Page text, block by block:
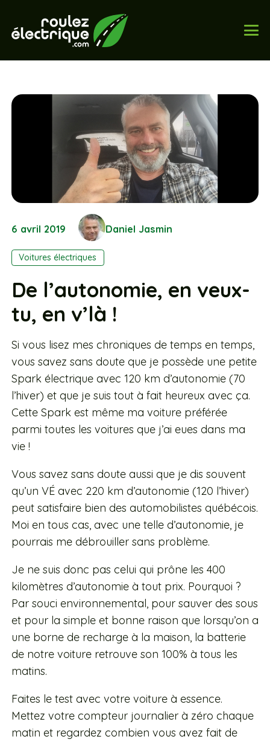
6 avril 2019 Daniel Jasmin
Voitures électriques
De l’autonomie, en veux-
tu, en v’là !
Si vous lisez mes chroniques de temps en temps,
vous savez sans doute que je possède une petite
Spark électrique avec 120 km d’autonomie (70
l’hiver) et que je suis tout à fait heureux avec ça.
Cette Spark est même ma voiture préférée
parmi toutes les voitures que j’ai eues dans ma
vie !
Vous savez sans doute aussi que je dis souvent
qu’un VÉ avec 220 km d’autonomie (120 l’hiver)
peut satisfaire bien des automobilistes québécois.
Moi en tous cas, avec une telle d’autonomie, je
pourrais me débrouiller sans problème.
Je ne suis donc pas celui qui prône les 400
kilomètres d’autonomie à tout prix. Pourquoi ?
Par souci environnemental, pour sauver des sous
et pour la simple et bonne raison que lorsqu’on a
une borne de recharge à la maison, la batterie
de notre voiture retrouve son 100% à tous les
matins.
Faites le test avec votre voiture à essence.
Mettez votre compteur journalier à zéro chaque
matin et regardez combien vous avez fait de